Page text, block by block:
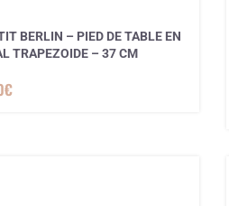
BERLIN – PIED DE TABLE EN
TRAPEZOIDE – 37 CM
€